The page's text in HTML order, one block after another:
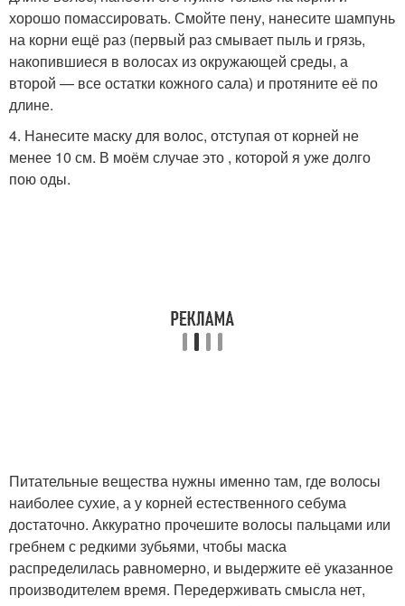
хорошо помассировать. Смойте пену, нанесите шампунь
на корни ещё раз (первый раз смывает пыль и грязь,
накопившиеся в волосах из окружающей среды, а
второй — все остатки кожного сала) и протяните её по
длине.
4. Нанесите маску для волос, отступая от корней не
менее 10 см. В моём случае это , которой я уже долго
пою оды.
Питательные вещества нужны именно там, где волосы
наиболее сухие, а у корней естественного себума
достаточно. Аккуратно прочешите волосы пальцами или
гребнем с редкими зубьями, чтобы маска
распределилась равномерно, и выдержите её указанное
производителем время. Передерживать смысла нет,